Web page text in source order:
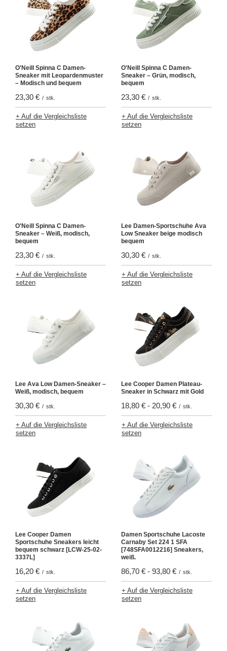
O'Neill Spinna C Damen-
Sneaker mit Leopardenmuster
– Modisch und bequem
23,30 € / stk.
+ Auf die Vergleichsliste
setzen
O'Neill Spinna C Damen-
Sneaker – Grün, modisch,
bequem
23,30 € / stk.
+ Auf die Vergleichsliste
setzen
O'Neill Spinna C Damen-
Sneaker – Weiß, modisch,
bequem
23,30 € / stk.
+ Auf die Vergleichsliste
setzen
Lee Damen-Sportschuhe Ava
Low Sneaker beige modisch
bequem
30,30 € / stk.
+ Auf die Vergleichsliste
setzen
Lee Ava Low Damen-Sneaker –
Weiß, modisch, bequem
30,30 € / stk.
+ Auf die Vergleichsliste
setzen
Lee Cooper Damen Plateau-
Sneaker in Schwarz mit Gold
18,80 € - 20,90 € / stk.
+ Auf die Vergleichsliste
setzen
Lee Cooper Damen
Sportschuhe Sneakers leicht
bequem schwarz [LCW-25-02-
3337L]
16,20 € / stk.
+ Auf die Vergleichsliste
setzen
Damen Sportschuhe Lacoste
Carnaby Set 224 1 SFA
[748SFA0012216] Sneakers,
weiß.
86,70 € - 93,80 € / stk.
+ Auf die Vergleichsliste
setzen